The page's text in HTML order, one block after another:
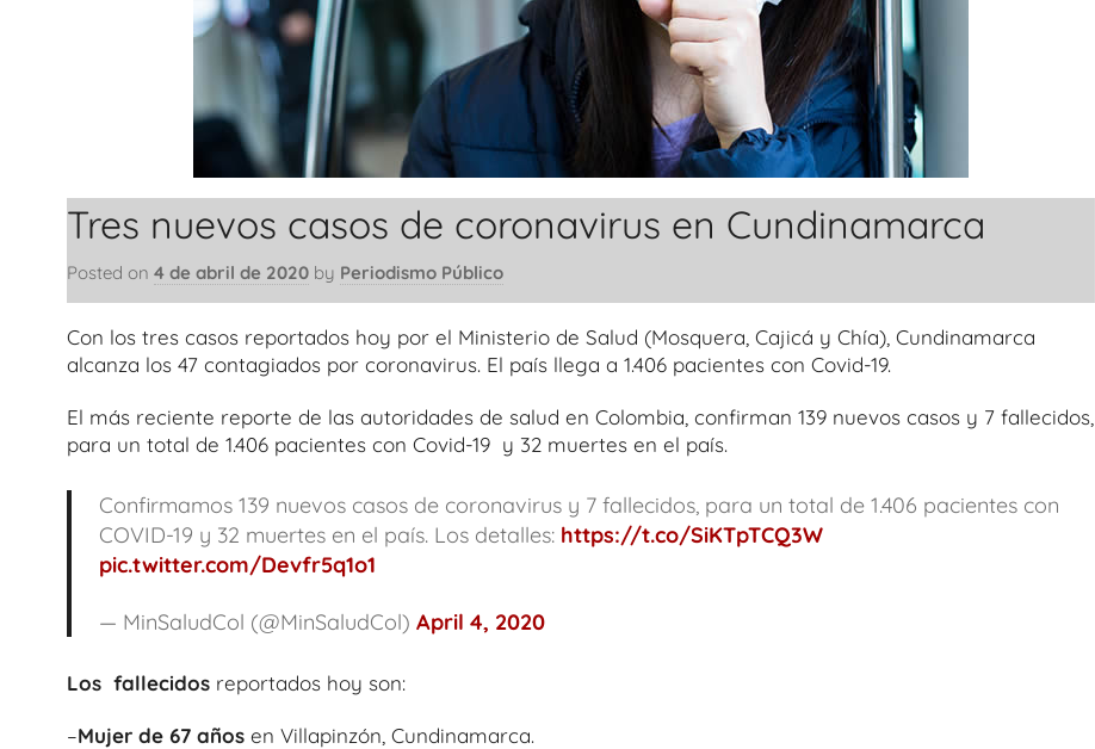
Tres nuevos casos de coronavirus en Cundinamarca
Posted on 4 de abril de 2020 by Periodismo Público
Con los tres casos reportados hoy por el Ministerio de Salud (Mosquera, Cajicá y Chía), Cundinamarca
alcanza los 47 contagiados por coronavirus. El país llega a 1.406 pacientes con Covid-19.
El más reciente reporte de las autoridades de salud en Colombia, confirman 139 nuevos casos y 7 fallecidos,
para un total de 1.406 pacientes con Covid-19 y 32 muertes en el país.
Confirmamos 139 nuevos casos de coronavirus y 7 fallecidos, para un total de 1.406 pacientes con
COVID-19 y 32 muertes en el país. Los detalles: https://t.co/SiKTpTCQ3W
pic.twitter.com/Devfr5q1o1
— MinSaludCol (@MinSaludCol) April 4, 2020
Los fallecidos reportados hoy son:
–Mujer de 67 años en Villapinzón, Cundinamarca.